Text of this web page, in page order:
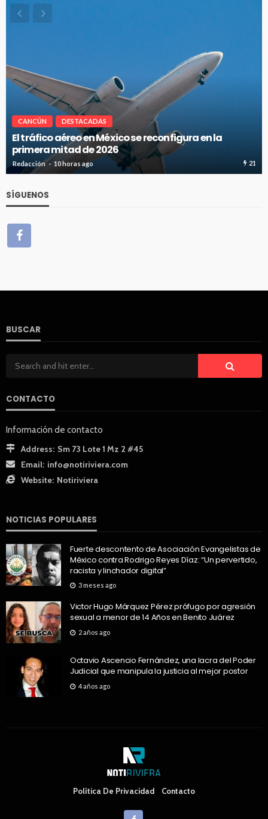
21
CANCÚN DESTACADAS
Cancún-Toronto lidera tráfico aéreo
del Caribe Mexicano
Redacción 10 horas ago
SÍGUENOS
BUSCAR
CONTACTO
Información de contacto
Address: Sm 73 Lote 1 Mz 2 #45
Email: info@notiriviera.com
Website: Notiriviera
NOTICIAS POPULARES
Fuerte descontento de Asociación Evangelistas de
México contra Rodrigo Reyes Díaz: “Un pervertido,
racista y linchador digital”
3 meses ago
Victor Hugo Márquez Pérez prófugo por agresión
sexual a menor de 14 Años en Benito Juárez
2 años ago
Octavio Ascencio Fernández, una lacra del Poder
Judicial que manipula la justicia al mejor postor
4 años ago
Política De Privacidad Contacto